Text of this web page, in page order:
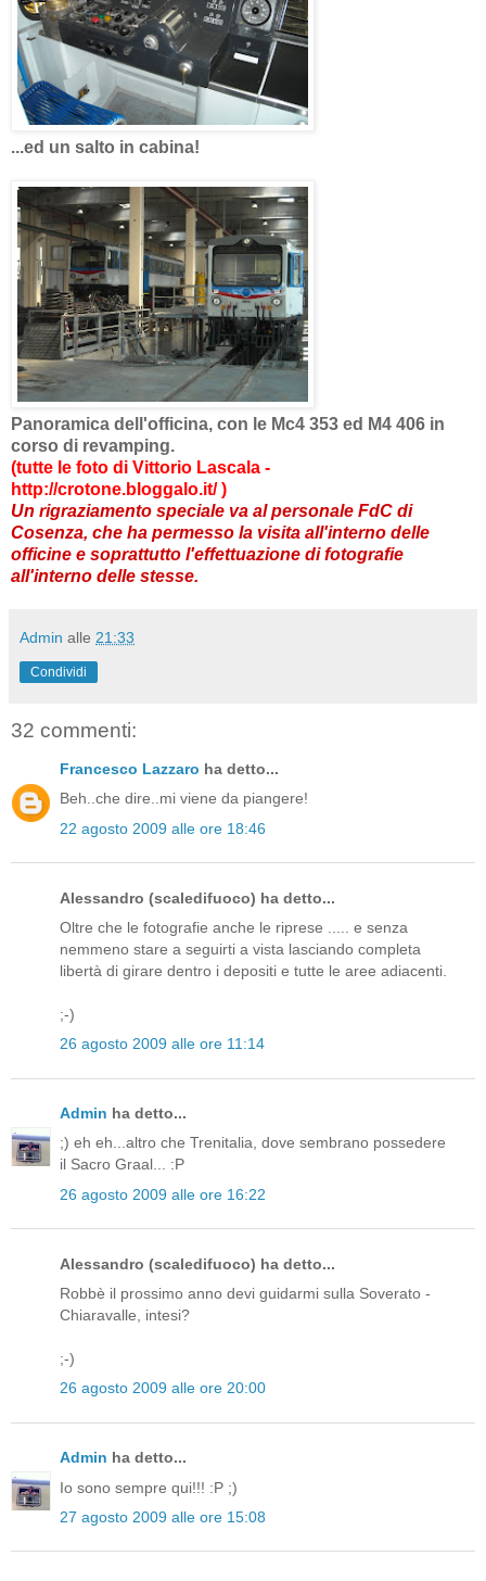
...ed un salto in cabina!
Panoramica dell'officina, con le Mc4 353 ed M4 406 in
corso di revamping.
(tutte le foto di Vittorio Lascala -
http://crotone.bloggalo.it/)
Un rigraziamento speciale va al personale FdC di
Cosenza, che ha permesso la visita all'interno delle
officine e soprattutto l'effettuazione di fotografie
all'interno delle stesse.
Admin alle 21:33
Condividi
32 commenti:
Francesco Lazzaro ha detto...
Beh..che dire..mi viene da piangere!
22 agosto 2009 alle ore 18:46
Alessandro (scaledifuoco) ha detto...
Oltre che le fotografie anche le riprese ..... e senza
nemmeno stare a seguirti a vista lasciando completa
libertà di girare dentro i depositi e tutte le aree adiacenti.
;-)
26 agosto 2009 alle ore 11:14
Admin ha detto...
;) eh eh...altro che Trenitalia, dove sembrano possedere
il Sacro Graal... :P
26 agosto 2009 alle ore 16:22
Alessandro (scaledifuoco) ha detto...
Robbè il prossimo anno devi guidarmi sulla Soverato -
Chiaravalle, intesi?
;-)
26 agosto 2009 alle ore 20:00
Admin ha detto...
Io sono sempre qui!!! :P ;)
27 agosto 2009 alle ore 15:08